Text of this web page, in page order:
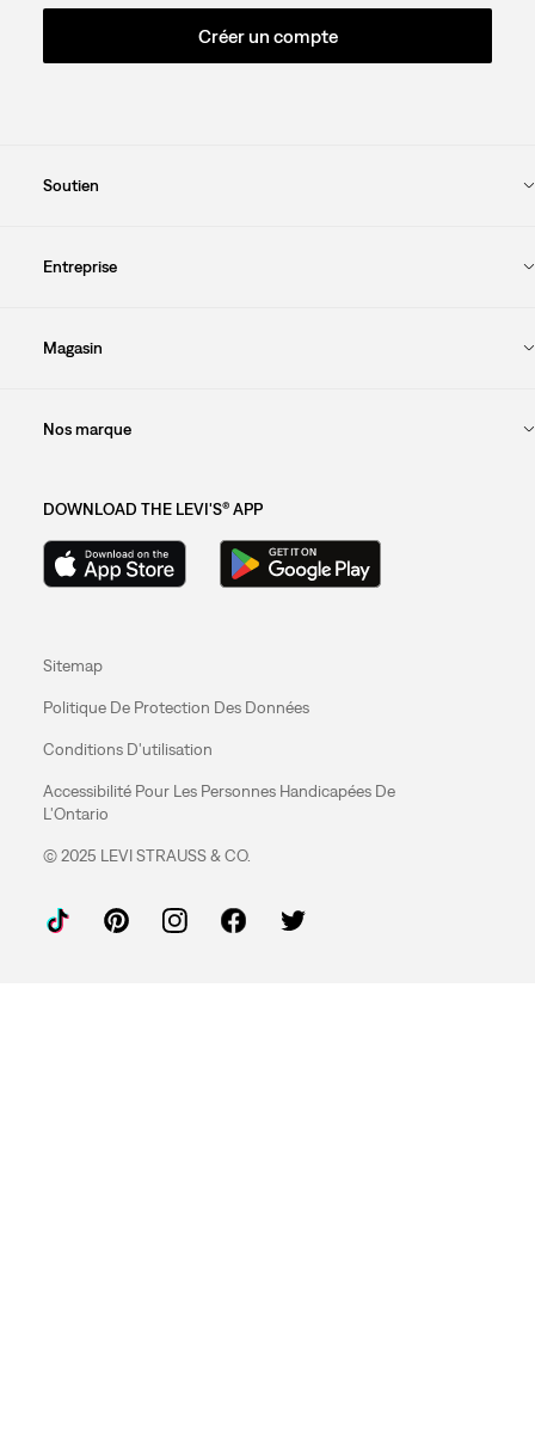
Créer un compte
Soutien
Entreprise
Magasin
Nos marque
DOWNLOAD THE LEVI'S® APP
Sitemap
Politique De Protection Des Données
Conditions D'utilisation
Accessibilité Pour Les Personnes Handicapées De
L'Ontario
© 2025 LEVI STRAUSS & CO.